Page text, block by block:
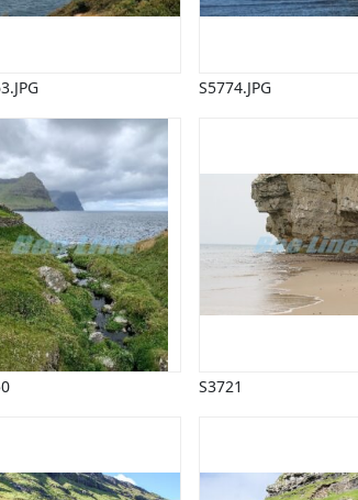
S5774.JPG
S3721